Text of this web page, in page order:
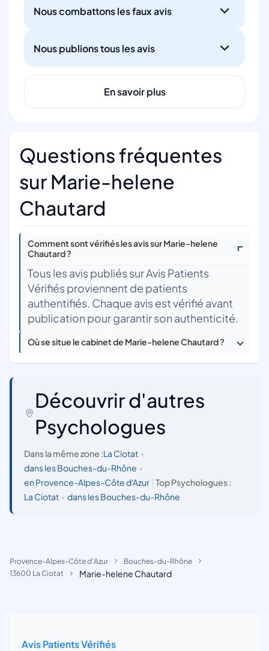
Nous combattons les faux avis
Nous publions tous les avis
En savoir plus
Questions fréquentes
sur Marie-helene
Chautard
Comment sont vérifiés les avis sur Marie-helene
Chautard ?
Tous les avis publiés sur Avis Patients
Vérifiés proviennent de patients
authentifiés. Chaque avis est vérifié avant
publication pour garantir son authenticité.
Où se situe le cabinet de Marie-helene Chautard ?
Découvrir d'autres
Psychologues
Dans la même zone :La Ciotat •
dans les Bouches-du-Rhône •
en Provence-Alpes-Côte d'Azur
Top Psychologues :
La Ciotat • dans les Bouches-du-Rhône
Provence-Alpes-Côte d'Azur
Bouches-du-Rhône
13600 La Ciotat
Marie-helene Chautard
Avis Patients Vérifiés